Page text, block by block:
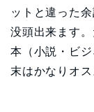
ットと違った
没頭出来ます
本（小説・ビ
末はかなりオス